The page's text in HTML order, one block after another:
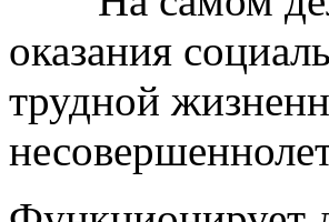
оказания
трудной